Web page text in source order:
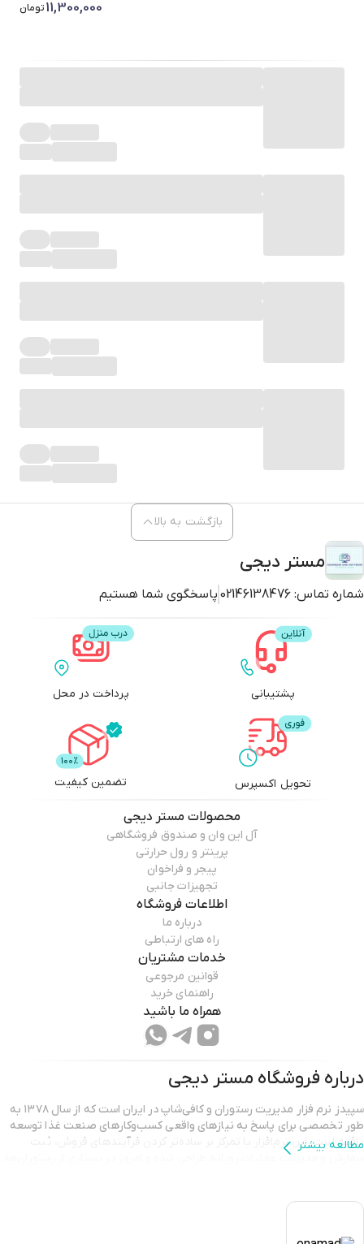
11,300,000تومان
مستر دیجی
شماره تماس: 02146138476 پاسخگوی شما هستیم
بازگشت به بالا
پشتیبانی پرداخت در محل
تحویل اکسپرس تضمین کیفیت
محصولات مستر دیجی
آل این وان و صندوق فروشگاهی
پرینتر و رول حرارتی
پیجر و فراخوان
تجهیزات جانبی
اطلاعات فروشگاه
درباره ما
راه های ارتباطی
خدمات مشتریان
قوانین مرجوعی
راهنمای خرید
همراه ما باشید
درباره فروشگاه مستر دیجی
سپیدز نرم‌ فزار مدیریت رستوران و کافی‌شاپ در ایران است که از سال ۱۳۷۸ به
طور تخصصی برای پاسخ به نیازهای واقعی کسب‌وکارهای صنعت غذا توسعه
یافته است. این نرم‌افزار با تمرکز بر ساده‌تر کردن فرآیندهای فروش، ثبت
سفارش و مدیریت عملیات روزانه طراحی شده و امروز در بسیاری از رستوران‌ها،
مطالعه بیشتر